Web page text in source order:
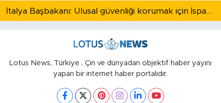
İtalya Başbakanı: Ulusal güvenliği korumak için İspanya ile Schengen kapsamındaki serbest dolaşımı askıya alıyoruz
Lotus News, Türkiye , Çin ve dünyadan objektif haber yayını
yapan bir internet haber portalıdır.